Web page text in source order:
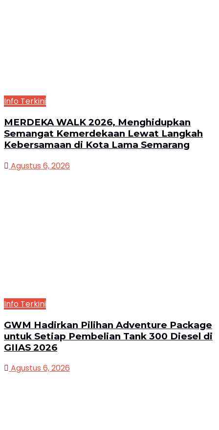
Info Terkini
MERDEKA WALK 2026, Menghidupkan
Semangat Kemerdekaan Lewat Langkah
Kebersamaan di Kota Lama Semarang
Agustus 6, 2026
Info Terkini
GWM Hadirkan Pilihan Adventure Package
untuk Setiap Pembelian Tank 300 Diesel di
GIIAS 2026
Agustus 6, 2026